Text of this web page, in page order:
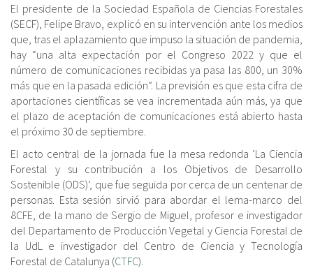
El presidente de la Sociedad Española de Ciencias Forestales
(SECF), Felipe Bravo, explicó en su intervención ante los medios
que, tras el aplazamiento que impuso la situación de pandemia,
hay “una alta expectación por el Congreso 2022 y que el
número de comunicaciones recibidas ya pasa las 800, un 30%
más que en la pasada edición”. La previsión es que esta cifra de
aportaciones científicas se vea incrementada aún más, ya que
el plazo de aceptación de comunicaciones está abierto hasta
el próximo 30 de septiembre.
El acto central de la jornada fue la mesa redonda ‘La Ciencia
Forestal y su contribución a los Objetivos de Desarrollo
Sostenible (ODS)’, que fue seguida por cerca de un centenar de
personas. Esta sesión sirvió para abordar el lema-marco del
8CFE, de la mano de Sergio de Miguel, profesor e investigador
del Departamento de Producción Vegetal y Ciencia Forestal de
la UdL e investigador del Centro de Ciencia y Tecnología
Forestal de Catalunya (CTFC).